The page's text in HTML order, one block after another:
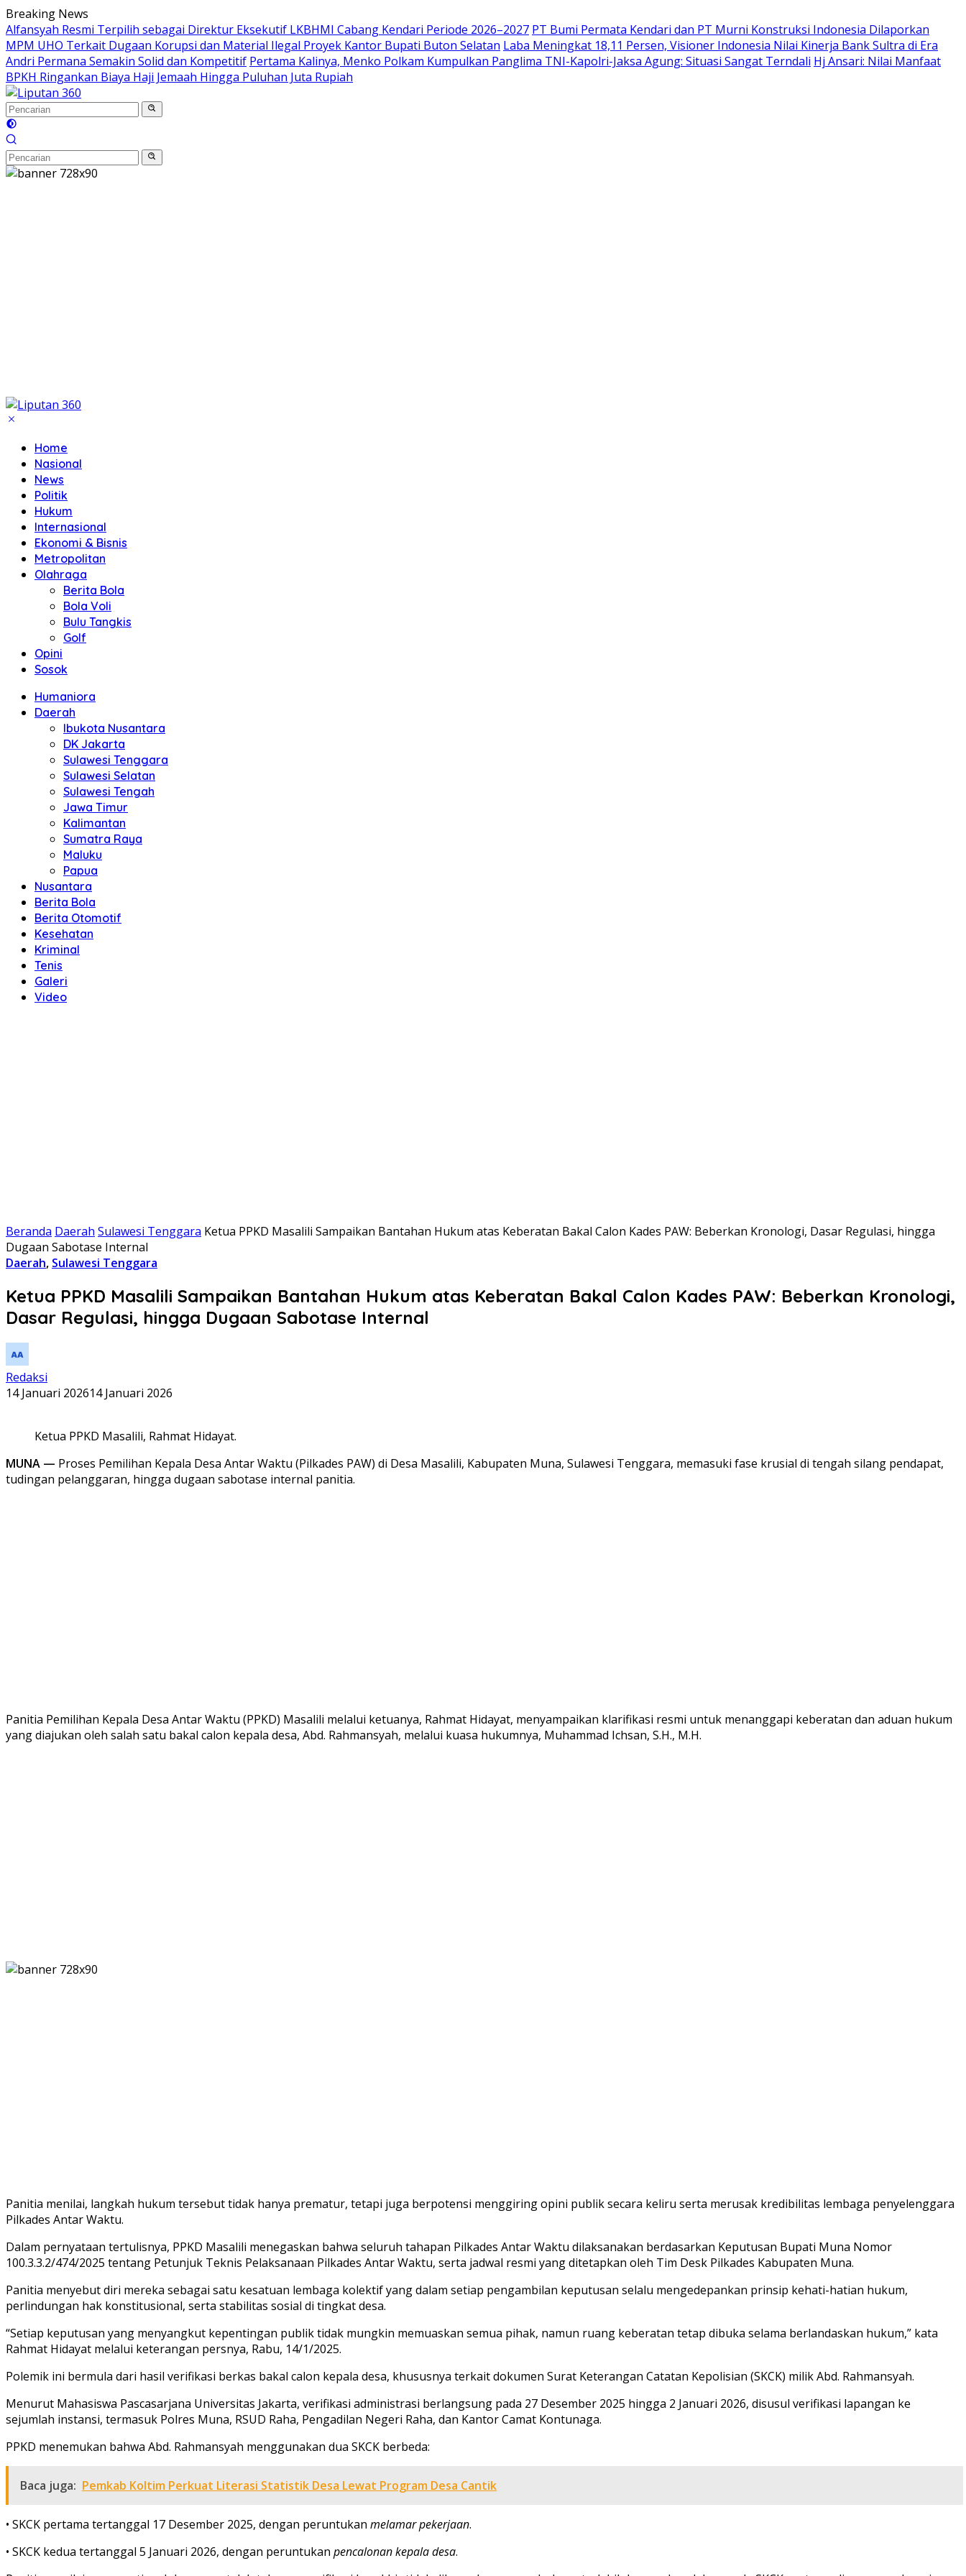
Langsung
ke
konten
Breaking News
Alfansyah Resmi Terpilih sebagai Direktur Eksekutif LKBHMI Cabang Kendari Periode 2026–2027 PT Bumi Permata Kendari dan PT Murni Konstruksi Indonesia Dilaporkan
MPM UHO Terkait Dugaan Korupsi dan Material Ilegal Proyek Kantor Bupati Buton Selatan Laba Meningkat 18,11 Persen, Visioner Indonesia Nilai Kinerja Bank Sultra di Era
Andri Permana Semakin Solid dan Kompetitif Pertama Kalinya, Menko Polkam Kumpulkan Panglima TNI-Kapolri-Jaksa Agung: Situasi Sangat Terndali Hj Ansari: Nilai Manfaat
BPKH Ringankan Biaya Haji Jemaah Hingga Puluhan Juta Rupiah
Home
Nasional
News
Politik
Hukum
Internasional
Ekonomi & Bisnis
Metropolitan
Olahraga
Berita Bola
Bola Voli
Bulu Tangkis
Golf
Opini
Sosok
Humaniora
Daerah
Ibukota Nusantara
DK Jakarta
Sulawesi Tenggara
Sulawesi Selatan
Sulawesi Tengah
Jawa Timur
Kalimantan
Sumatra Raya
Maluku
Papua
Nusantara
Berita Bola
Berita Otomotif
Kesehatan
Kriminal
Tenis
Galeri
Video
Beranda Daerah Sulawesi Tenggara Ketua PPKD Masalili Sampaikan Bantahan Hukum atas Keberatan Bakal Calon Kades PAW: Beberkan Kronologi, Dasar Regulasi, hingga
Dugaan Sabotase Internal
Daerah, Sulawesi Tenggara
Ketua PPKD Masalili Sampaikan Bantahan Hukum atas Keberatan Bakal Calon Kades PAW: Beberkan Kronologi,
Dasar Regulasi, hingga Dugaan Sabotase Internal
Redaksi
14 Januari 202614 Januari 2026
Ketua PPKD Masalili, Rahmat Hidayat.
MUNA — Proses Pemilihan Kepala Desa Antar Waktu (Pilkades PAW) di Desa Masalili, Kabupaten Muna, Sulawesi Tenggara, memasuki fase krusial di tengah silang pendapat,
tudingan pelanggaran, hingga dugaan sabotase internal panitia.
Panitia Pemilihan Kepala Desa Antar Waktu (PPKD) Masalili melalui ketuanya, Rahmat Hidayat, menyampaikan klarifikasi resmi untuk menanggapi keberatan dan aduan hukum
yang diajukan oleh salah satu bakal calon kepala desa, Abd. Rahmansyah, melalui kuasa hukumnya, Muhammad Ichsan, S.H., M.H.
Panitia menilai, langkah hukum tersebut tidak hanya prematur, tetapi juga berpotensi menggiring opini publik secara keliru serta merusak kredibilitas lembaga penyelenggara
Pilkades Antar Waktu.
Dalam pernyataan tertulisnya, PPKD Masalili menegaskan bahwa seluruh tahapan Pilkades Antar Waktu dilaksanakan berdasarkan Keputusan Bupati Muna Nomor
100.3.3.2/474/2025 tentang Petunjuk Teknis Pelaksanaan Pilkades Antar Waktu, serta jadwal resmi yang ditetapkan oleh Tim Desk Pilkades Kabupaten Muna.
Panitia menyebut diri mereka sebagai satu kesatuan lembaga kolektif yang dalam setiap pengambilan keputusan selalu mengedepankan prinsip kehati-hatian hukum,
perlindungan hak konstitusional, serta stabilitas sosial di tingkat desa.
“Setiap keputusan yang menyangkut kepentingan publik tidak mungkin memuaskan semua pihak, namun ruang keberatan tetap dibuka selama berlandaskan hukum,” kata
Rahmat Hidayat melalui keterangan persnya, Rabu, 14/1/2025.
Polemik ini bermula dari hasil verifikasi berkas bakal calon kepala desa, khususnya terkait dokumen Surat Keterangan Catatan Kepolisian (SKCK) milik Abd. Rahmansyah.
Menurut Mahasiswa Pascasarjana Universitas Jakarta, verifikasi administrasi berlangsung pada 27 Desember 2025 hingga 2 Januari 2026, disusul verifikasi lapangan ke
sejumlah instansi, termasuk Polres Muna, RSUD Raha, Pengadilan Negeri Raha, dan Kantor Camat Kontunaga.
PPKD menemukan bahwa Abd. Rahmansyah menggunakan dua SKCK berbeda:
Baca juga: Pemkab Koltim Perkuat Literasi Statistik Desa Lewat Program Desa Cantik
• SKCK pertama tertanggal 17 Desember 2025, dengan peruntukan melamar pekerjaan.
• SKCK kedua tertanggal 5 Januari 2026, dengan peruntukan pencalonan kepala desa.